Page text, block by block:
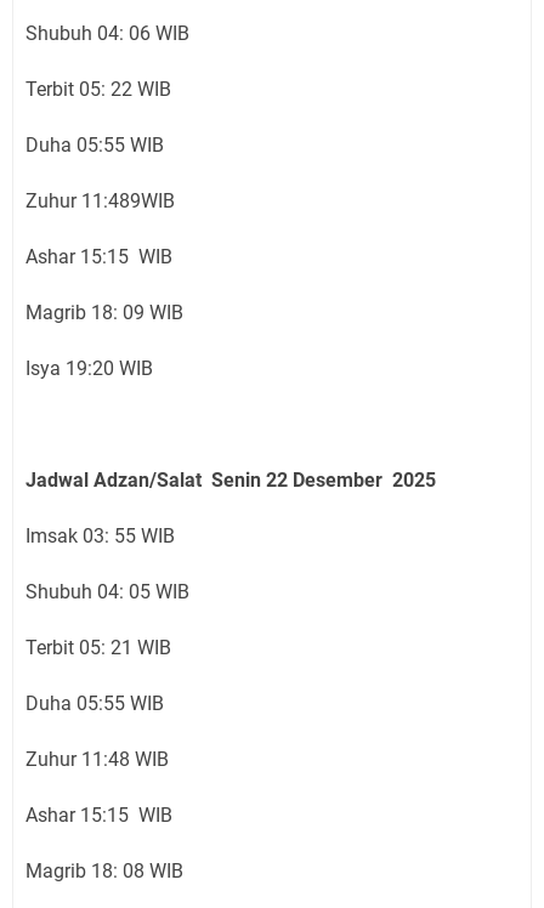
Shubuh 04: 06 WIB
Terbit 05: 22 WIB
Duha 05:55 WIB
Zuhur 11:489WIB
Ashar 15:15 WIB
Magrib 18: 09 WIB
Isya 19:20 WIB
Jadwal Adzan/Salat Senin 22 Desember 2025
Imsak 03: 55 WIB
Shubuh 04: 05 WIB
Terbit 05: 21 WIB
Duha 05:55 WIB
Zuhur 11:48 WIB
Ashar 15:15 WIB
Magrib 18: 08 WIB